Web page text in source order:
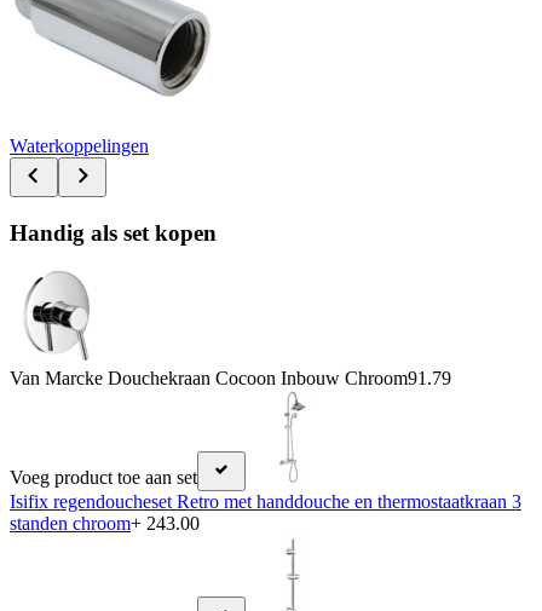
Waterkoppelingen
Handig als set kopen
Van Marcke Douchekraan Cocoon Inbouw Chroom91.79
Voeg product toe aan set
Isifix regendoucheset Retro met handdouche en thermostaatkraan 3
standen chroom+ 243.00